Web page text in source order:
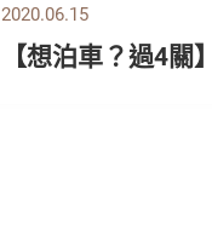
2020.06.15
【想泊車？過4關